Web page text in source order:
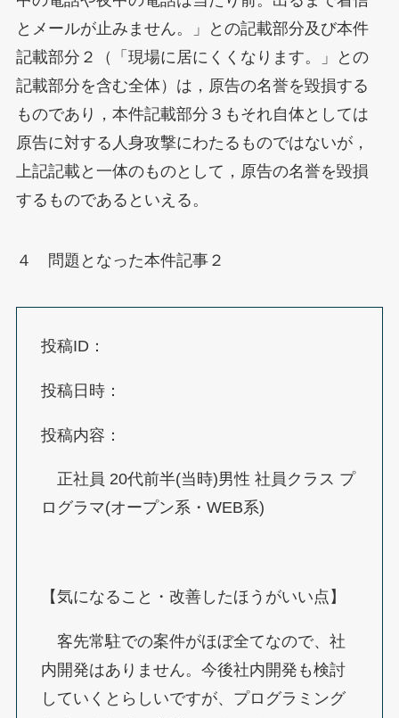
とメールが止みません。」との記載部分及び本件
記載部分２（「現場に居にくくなります。」との
記載部分を含む全体）は，原告の名誉を毀損する
ものであり，本件記載部分３もそれ自体としては
原告に対する人身攻撃にわたるものではないが，
上記記載と一体のものとして，原告の名誉を毀損
するものであるといえる。
４ 問題となった本件記事２
投稿ID：
投稿日時：
投稿内容：
正社員 20代前半(当時)男性 社員クラス プ
ログラマ(オープン系・WEB系)
【気になること・改善したほうがいい点】
客先常駐での案件がほぼ全てなので、社
内開発はありません。今後社内開発も検討
していくとらしいですが、プログラミング